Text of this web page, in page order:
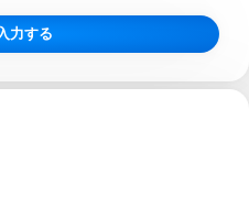
力する